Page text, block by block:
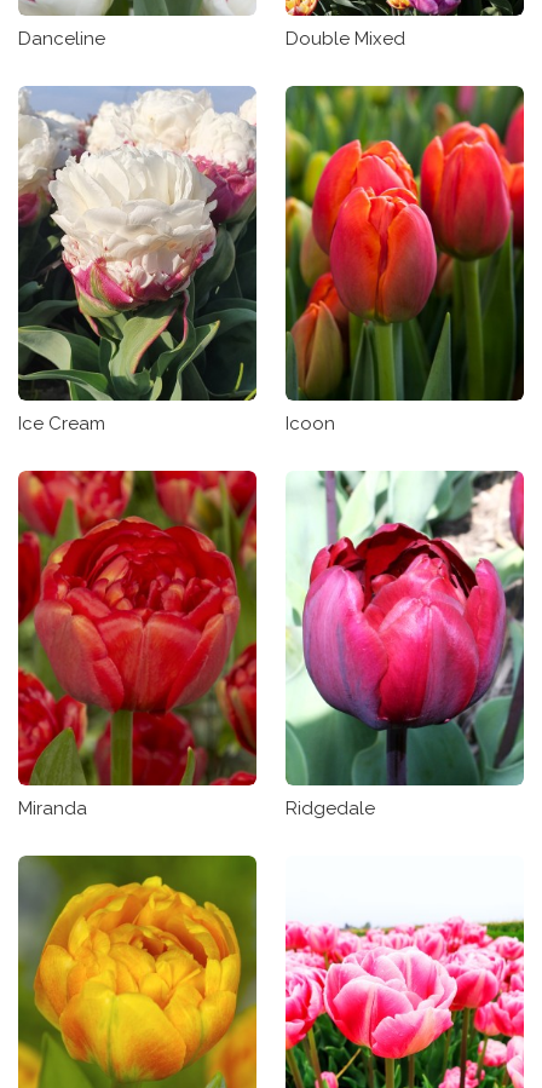
Danceline Double Mixed
Ice Cream Icoon
Miranda Ridgedale